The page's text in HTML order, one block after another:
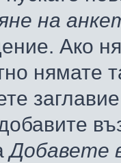
на
Ако
нямате
Добавете